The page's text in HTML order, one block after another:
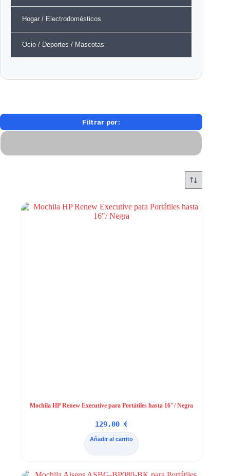
Filtrar por:
Mochila HP Renew Executive para Portátiles hasta 16″/ Negra
129,00€
Añadir al carrito
Hogar / Electrodomésticos
Ocio / Deportes / Mascotas